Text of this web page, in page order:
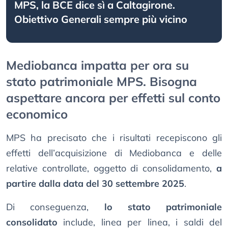
MPS, la BCE dice sì a Caltagirone.
Obiettivo Generali sempre più vicino
Mediobanca impatta per ora su
stato patrimoniale MPS. Bisogna
aspettare ancora per effetti sul conto
economico
MPS ha precisato che i risultati recepiscono gli
effetti dell’acquisizione di Mediobanca e delle
relative controllate, oggetto di consolidamento, a
partire dalla data del 30 settembre 2025.
Di conseguenza, lo stato patrimoniale
consolidato include, linea per linea, i saldi del